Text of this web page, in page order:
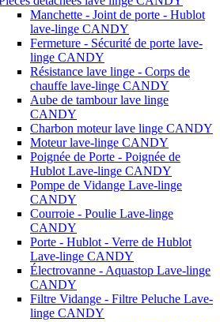
Manchette - Joint de porte - Hublot
lave-linge CANDY
Fermeture - Sécurité de porte lave-
linge CANDY
Résistance lave linge - Corps de
chauffe lave-linge CANDY
Aube de tambour lave linge
CANDY
Charbon moteur lave linge CANDY
Moteur lave-linge CANDY
Poignée de Porte - Poignée de
Hublot Lave-linge CANDY
Pompe de Vidange Lave-linge
CANDY
Courroie - Poulie Lave-linge
CANDY
Porte - Hublot - Verre de Hublot
Lave-linge CANDY
Électrovanne - Aquastop Lave-linge
CANDY
Filtre Vidange - Filtre Peluche Lave-
linge CANDY